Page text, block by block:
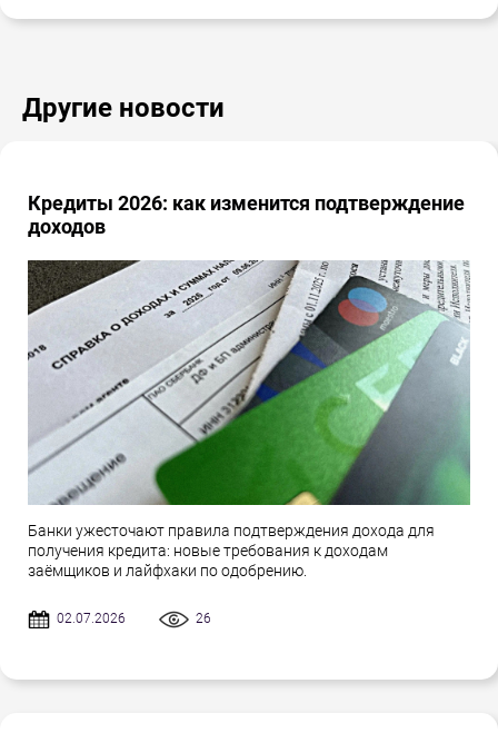
Другие новости
Кредиты 2026: как изменится подтверждение
доходов
Банки ужесточают правила подтверждения дохода для
получения кредита: новые требования к доходам
заёмщиков и лайфхаки по одобрению.
02.07.2026 26